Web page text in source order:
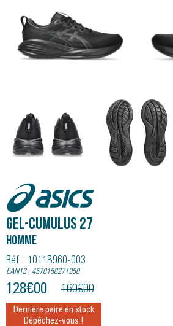
Asics
GEL-CUMULUS 27
Homme
Réf. : 1011B960-003
EAN13 : 4570158271950
128€00 160€00
Dernière paire en stock
Dépêchez-vous !